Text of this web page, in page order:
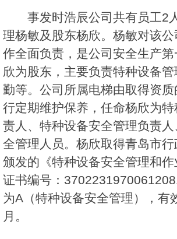
事发时浩辰公司共有员工2
理杨敏及股东杨欣。杨敏对该
作全面负责，是公司安全生产
欣为股东，主要负责特种设备
勤等。公司所属电梯由取得资
行定期维护保养，任命杨欣为特
责人、特种设备安全管理负责
全管理人员。杨欣取得青岛市
颁发的《特种设备安全管理和作
证书编号：
为A（特种设备安全管理），有
月。